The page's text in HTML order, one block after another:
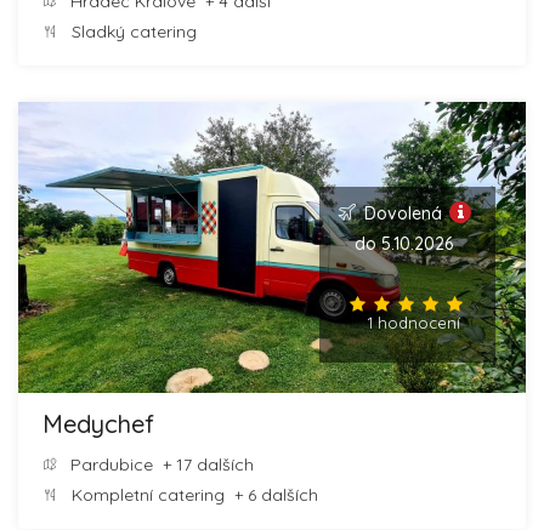
Sladký catering
Dovolená
do 5.10.2026
1 hodnocení
Medychef
Pardubice + 17 dalších
Kompletní catering + 6 dalších